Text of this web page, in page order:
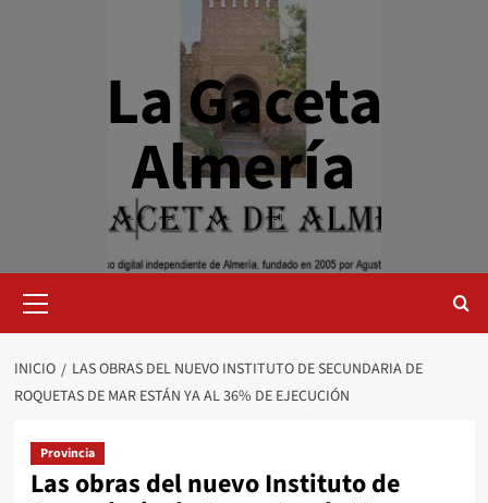
La Gaceta
Almería
primario
INICIO
LAS OBRAS DEL NUEVO INSTITUTO DE SECUNDARIA DE
ROQUETAS DE MAR ESTÁN YA AL 36% DE EJECUCIÓN
Provincia
Las obras del nuevo Instituto de